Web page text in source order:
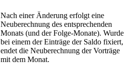
Nach einer Änderung erfolgt eine
Neuberechnung des entsprechenden
Monats (und der Folge-Monate). Wurde
bei einem der Einträge der Saldo fixiert,
endet die Neuberechnung der Vorträge
mit dem Monat.